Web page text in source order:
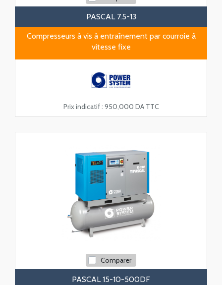
PASCAL 7.5-13
Compresseurs à vis à entraînement par courroie à
vitesse fixe
Prix indicatif : 950,000 DA TTC
Comparer
PASCAL 15-10-500DF